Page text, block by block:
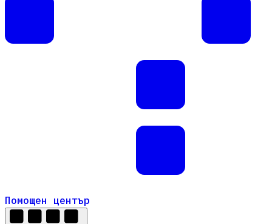
Помощен център
Помощен център